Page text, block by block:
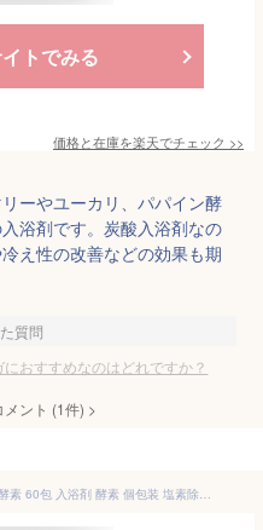
トでみる
価格と在庫を楽天でチェック >>
ーやユーカリ、パパイン酵
浴剤です。炭酸入浴剤なの
え性の改善などの効果も期
質問
おすすめなのはどれですか？
ント (1件) >
【正規品】 癒しの湯 ガールセン W酵素 60包 入浴剤 酵素 個包装 塩素除去 さっぱり 温泉 パパイン酵素 黒ずみ 洗浄 バラの香り リラックス 体臭 潤い 保湿 毛穴 沐浴 介護 ギフト プレゼント 送料込 医薬部外品 国産